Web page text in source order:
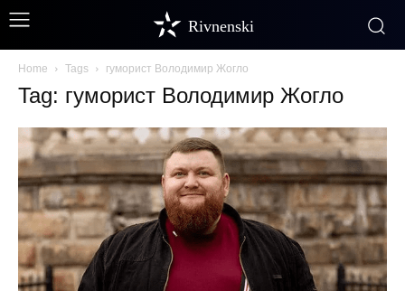
Rivnenski
Home Tags гуморист Володимир Жогло
Tag: гуморист Володимир Жогло